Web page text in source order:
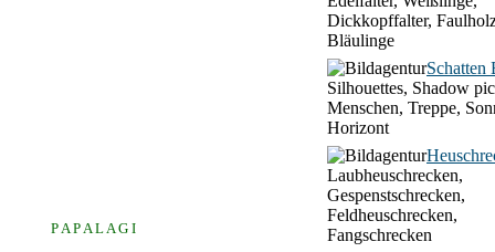
P A P A L A G I
Dickkopffalter,
Bläulinge
Schatten
Silhouettes, Shadow
Menschen, Treppe,
Horizont
Laubheuschrecken,
Gespenstschrecken,
Feldheuschrecken,
Fangschrecken